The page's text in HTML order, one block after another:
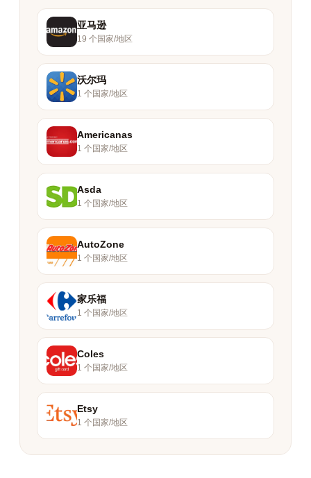
亚马逊
19 个国家/地区
沃尔玛
1 个国家/地区
Americanas
1 个国家/地区
Asda
1 个国家/地区
AutoZone
1 个国家/地区
家乐福
1 个国家/地区
Coles
1 个国家/地区
Etsy
1 个国家/地区